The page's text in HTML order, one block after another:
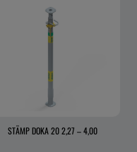
STÄMP DOKA 20 2,27 – 4,00